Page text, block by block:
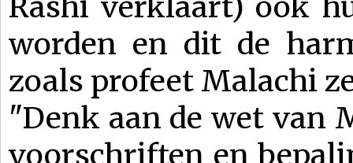
worden en dit de
zoals profeet Malachi
"Denk aan de wet van
voorschriften en